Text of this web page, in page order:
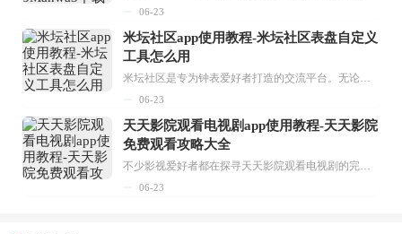
06-23
米坛社区app使用教程-米坛社区表盘自定义
工具怎么用
米坛社区是专为钟表爱好者打造的交流平台。无论你是初涉钟表领域的普通爱好者，还是拥有多年收藏经验的资深玩家，都能在此找到属于自己的天地。 无需注册，就能轻松参与其中。通过专业的讨论论坛与丰富的交互功能，你可与世界各地的钟表爱好者畅快交流。若你钟情于钟表，米坛社区无疑是值得一试的理想之选。在这里，你能获取最新的手表资讯，交流见解，提升鉴赏品味，让每一块手表都成为收藏故事中重要的一部分。感兴趣的朋友，不要错过下载机会。...
06-23
天天影院观看电视剧app使用教程-天天影院
免费观看攻略大全
不少影视爱好者都在探寻天天影院观看电视剧的完整方法，结合最新平台使用规则，本篇新手入门攻略全面讲解观看渠道、检索流程、播放设置以及画面模式调整等实用内容。全文适配手机、电脑等主流设备，步骤简洁易懂，无论是初次使用的新手，还是想要优化观影体验的用户，都能参照内容快速上手，熟练掌握平台各项操作技巧，轻松畅享影视内容。...
06-23